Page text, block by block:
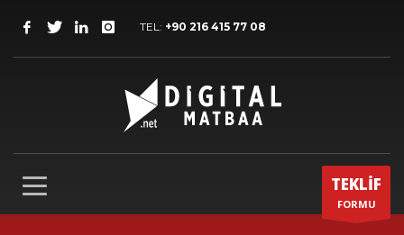
TEL: +90 216 415 77 08
TEKLİF
FORMU